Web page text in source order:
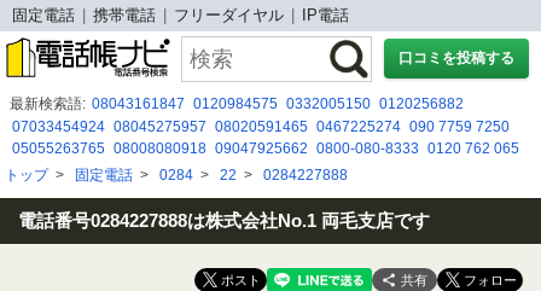
固定電話 携帯電話 フリーダイヤル IP電話
口コミを投稿する
最新検索語: 08043161847 0120984575 0332005150 0120256882
07033454924 08045275957 08020591465 0467225274 090 7759 7250
05055263765 08008080918 09047925662 0800-080-8333 0120 762 065
080 8047 9298 050-5291-5353 09017623836 05030955199
0120665231 0800 300 2504 ０５０３１５４２８２６ 05017908484
08003000630 09071584472
トップ> 固定電話 > 0284 > 22 > 0284227888
電話番号0284227888は株式会社No.1 両毛支店です
共有